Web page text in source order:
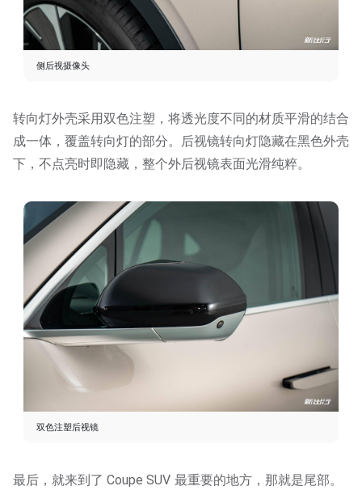
侧后视摄像头
转向灯外壳采用双色注塑，将透光度不同的材质平滑的结合
成⼀体，覆盖转向灯的部分。后视镜转向灯隐藏在黑色外壳
下，不点亮时即隐藏，整个外后视镜表面光滑纯粹。
双色注塑后视镜
最后，就来到了 Coupe SUV 最重要的地方，那就是尾部。